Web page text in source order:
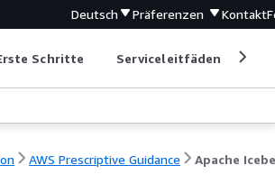
Deutsch Präferenzen Kontakt
Schritte Serviceleitfäden
AWS Prescriptive Guidance